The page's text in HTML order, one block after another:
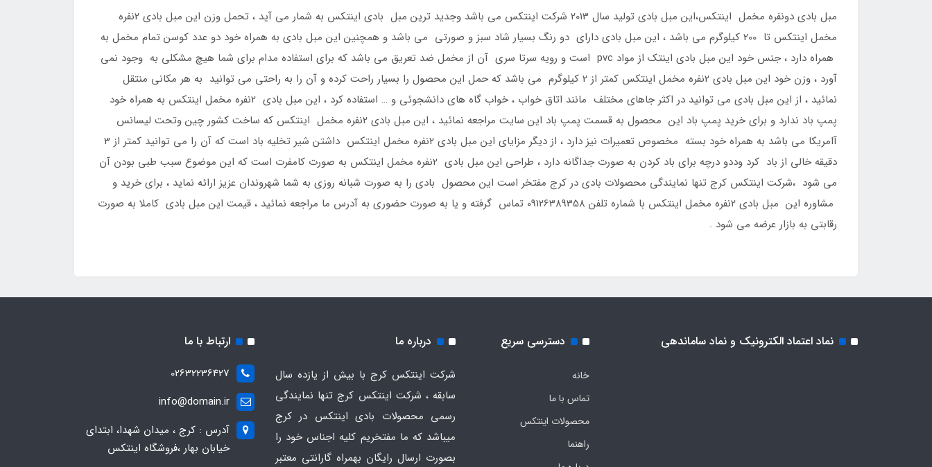
مبل بادی دونفره مخمل اینتکس،این مبل بادی تولید سال 2013 شرکت اینتکس می باشد وجدید ترین مبل بادی اینتکس به شمار می آید ، تحمل وزن این مبل بادی 2نفره
مخمل اینتکس تا 200 کیلوگرم می باشد ، این مبل بادی دارای دو رنگ بسیار شاد سبز و صورتی می باشد و همچنین این مبل بادی به همراه خود دو عدد کوسن تمام مخمل به
همراه دارد ، جنس خود این مبل بادی اینتک از مواد pvc است و رویه سرتا سری آن از مخمل ضد تعریق می باشد که برای استفاده مدام برای شما هیچ مشکلی به وجود نمی
آورد ، وزن خود این مبل بادی 2نفره مخمل اینتکس کمتر از 2 کیلوگرم می باشد که حمل این محصول را بسیار راحت کرده و آن را به راحتی می توانید به هر مکانی منتقل
نمائید ، از این مبل بادی می توانید در اکثر جاهای مختلف مانند اتاق خواب ، خواب گاه های دانشجوئی و … استفاده کرد ، این مبل بادی 2نفره مخمل اینتکس به همراه خود
پمپ باد ندارد و برای خرید پمپ باد این محصول به قسمت پمپ باد این سایت مراجعه نمائید ، این مبل بادی 2نفره مخمل اینتکس که ساخت کشور چین وتحت لیسانس
آامریکا می باشد به همراه خود بسته مخصوص تعمیرات نیز دارد ، از دیگر مزایای این مبل بادی 2نفره مخمل اینتکس داشتن شیر تخلیه باد است که آن را می توانید کمتر از 3
دقیقه خالی از باد کرد وددو درچه برای باد کردن به صورت جداگانه دارد ، طراحی این مبل بادی 2نفره مخمل اینتکس به صورت کامفرت است که این موضوع سبب طبی بودن آن
می شود ،شرکت اینتکس کرج تنها نمایندگی محصولات بادی در کرج مفتخر است این محصول بادی را به صورت شبانه روزی به شما شهروندان عزیز ارائه نماید ، برای خرید و
مشاوره این مبل بادی 2نفره مخمل اینتکس با شماره تلفن 09126389358 تماس گرفته و یا به صورت حضوری به آدرس ما مراجعه نمائید ، قیمت این مبل بادی کاملا به صورت
رقابتی به بازار عرضه می شود .
نماد اعتماد الکترونیک و نماد ساماندهی دسترسی سریع
خانه
تماس با ما
محصولات اینتکس
راهنما
درباره ما
شرکت اینتکس کرج با بیش از یازده سال
سابقه ، شرکت اینتکس کرج تنها نمایندگی
رسمی محصولات بادی اینتکس در کرج
میباشد که ما مفتخریم کلیه اجناس خود را
بصورت ارسال رایگان بهمراه گارانتی معتبر
ارتباط با ما
02632236427
info@domain.ir
آدرس : کرج ، میدان شهدا، ابتدای
خیابان بهار ،فروشگاه اینتکس